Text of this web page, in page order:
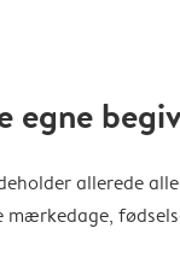
egne
allerede